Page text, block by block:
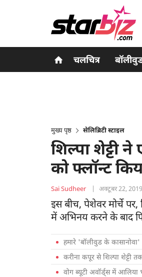
चलचित्र
मुख्य पृष्ठ सेलिब्रिटी स्टाइल
शिल्पा
को फ्लॉन्ट
Sai Sudheer | अक्टूबर 22, 2019
इस बीच, पेशेवर मोर्चे
में अभिनय करने के बाद
हमारे 'बॉलीवुड के
करीना कपूर से शिल्पा शेट्टी
वोग ब्यूटी अवॉर्ड्स में आलिया